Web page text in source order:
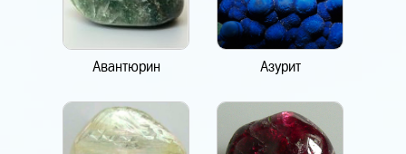
Авантюрин Азурит